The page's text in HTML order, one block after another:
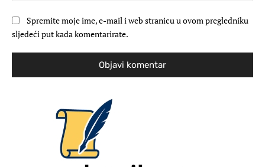
Spremite moje ime, e-mail i web stranicu u ovom pregledniku
sljedeći put kada komentarirate.